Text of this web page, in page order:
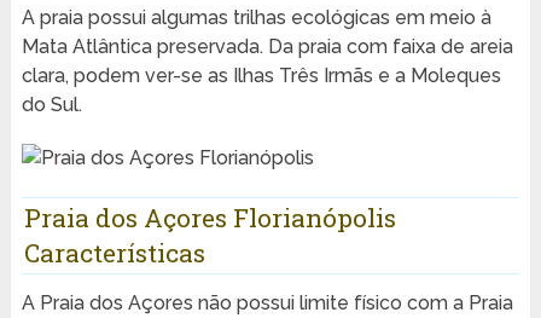
A praia possui algumas trilhas ecológicas em meio à
Mata Atlântica preservada. Da praia com faixa de areia
clara, podem ver-se as Ilhas Três Irmãs e a Moleques
do Sul.
Praia dos Açores Florianópolis
Características
A Praia dos Açores não possui limite físico com a Praia